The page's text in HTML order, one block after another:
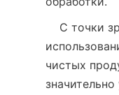
чистых